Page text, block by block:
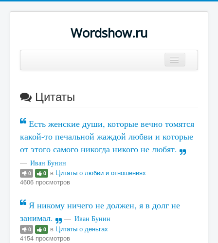
Wordshow.ru
Популярные цитаты
Цитаты
Есть женские души, которые вечно томятся
какой-то печальной жаждой любви и которые
от этого самого никогда никого не любят.
Иван Бунин
0 0 в Цитаты о любви и отношениях
4606 просмотров
Я никому ничего не должен, я в долг не
занимал.
Иван Бунин
0 0 в Цитаты о деньгах
4154 просмотров